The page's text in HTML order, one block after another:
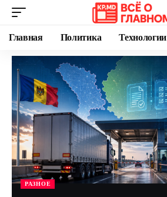
Главная Политика Технологии
РАЗНОЕ